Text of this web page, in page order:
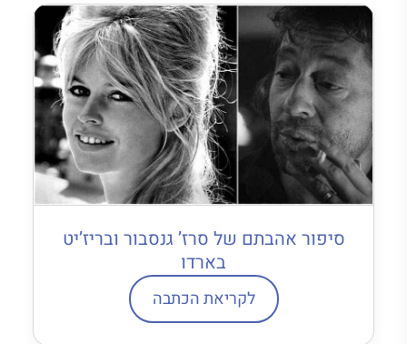
סיפור אהבתם של סרז’ גנסבור ובריז’יט
בארדו
לקריאת הכתבה